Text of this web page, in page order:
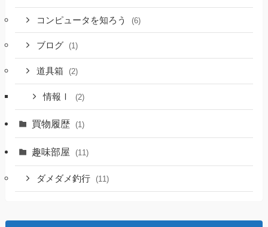
コンピュータを知ろう (6)
ブログ (1)
道具箱 (2)
情報Ⅰ (2)
買物履歴 (1)
趣味部屋 (11)
ダメダメ釣行 (11)